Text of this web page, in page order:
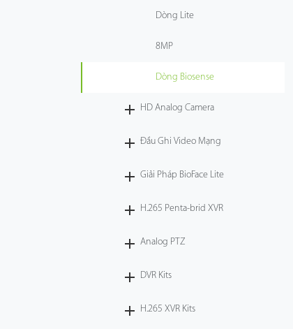
Dòng Lite
8MP
Dòng Biosense
HD Analog Camera
Đầu Ghi Video Mạng
Giải Pháp BioFace Lite
H.265 Penta-brid XVR
Analog PTZ
DVR Kits
H.265 XVR Kits